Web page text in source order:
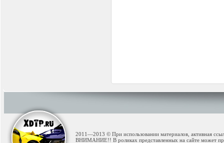
2011—2013 © При использовании материалов, активная
ВНИМАНИЕ!! В роликах представленных на сайте может